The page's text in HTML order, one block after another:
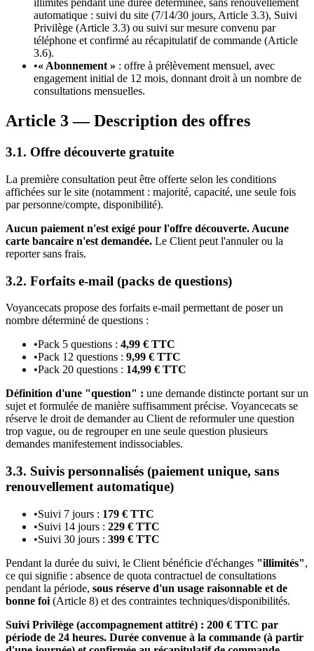
illimités pendant une durée déterminée, sans renouvellement
automatique : suivi du site (7/14/30 jours, Article 3.3), Suivi
Privilège (Article 3.3) ou suivi sur mesure convenu par
téléphone et confirmé au récapitulatif de commande (Article
3.6).
•« Abonnement » : offre à prélèvement mensuel, avec
engagement initial de 12 mois, donnant droit à un nombre de
consultations mensuelles.
Article 3 — Description des offres
3.1. Offre découverte gratuite
La première consultation peut être offerte selon les conditions
affichées sur le site (notamment : majorité, capacité, une seule fois
par personne/compte, disponibilité).
Aucun paiement n'est exigé pour l'offre découverte. Aucune
carte bancaire n'est demandée. Le Client peut l'annuler ou la
reporter sans frais.
3.2. Forfaits e-mail (packs de questions)
Voyancecats propose des forfaits e-mail permettant de poser un
nombre déterminé de questions :
•Pack 5 questions : 4,99 € TTC
•Pack 12 questions : 9,99 € TTC
•Pack 20 questions : 14,99 € TTC
Définition d'une "question" : une demande distincte portant sur un
sujet et formulée de manière suffisamment précise. Voyancecats se
réserve le droit de demander au Client de reformuler une question
trop vague, ou de regrouper en une seule question plusieurs
demandes manifestement indissociables.
3.3. Suivis personnalisés (paiement unique, sans
renouvellement automatique)
•Suivi 7 jours : 179 € TTC
•Suivi 14 jours : 229 € TTC
•Suivi 30 jours : 399 € TTC
Pendant la durée du suivi, le Client bénéficie d'échanges "illimités",
ce qui signifie : absence de quota contractuel de consultations
pendant la période, sous réserve d'un usage raisonnable et de
bonne foi (Article 8) et des contraintes techniques/disponibilités.
Suivi Privilège (accompagnement attitré) : 200 € TTC par
période de 24 heures. Durée convenue à la commande (à partir